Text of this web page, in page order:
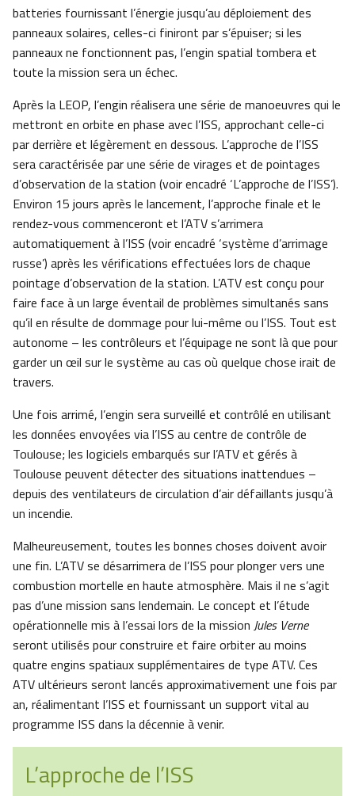
batteries fournissant l’énergie jusqu’au déploiement des
panneaux solaires, celles-ci finiront par s’épuiser; si les
panneaux ne fonctionnent pas, l’engin spatial tombera et
toute la mission sera un échec.
Après la LEOP, l’engin réalisera une série de manoeuvres qui le
mettront en orbite en phase avec l’ISS, approchant celle-ci
par derrière et légèrement en dessous. L’approche de l’ISS
sera caractérisée par une série de virages et de pointages
d’observation de la station (voir encadré ‘L’approche de l’ISS’).
Environ 15 jours après le lancement, l’approche finale et le
rendez-vous commenceront et l’ATV s’arrimera
automatiquement à l’ISS (voir encadré ‘système d’arrimage
russe’) après les vérifications effectuées lors de chaque
pointage d’observation de la station. L’ATV est conçu pour
faire face à un large éventail de problèmes simultanés sans
qu’il en résulte de dommage pour lui-même ou l’ISS. Tout est
autonome – les contrôleurs et l’équipage ne sont là que pour
garder un œil sur le système au cas où quelque chose irait de
travers.
Une fois arrimé, l’engin sera surveillé et contrôlé en utilisant
les données envoyées via l’ISS au centre de contrôle de
Toulouse; les logiciels embarqués sur l’ATV et gérés à
Toulouse peuvent détecter des situations inattendues –
depuis des ventilateurs de circulation d’air défaillants jusqu’à
un incendie.
Malheureusement, toutes les bonnes choses doivent avoir
une fin. L’ATV se désarrimera de l’ISS pour plonger vers une
combustion mortelle en haute atmosphère. Mais il ne s’agit
pas d’une mission sans lendemain. Le concept et l’étude
opérationnelle mis à l’essai lors de la mission Jules Verne
seront utilisés pour construire et faire orbiter au moins
quatre engins spatiaux supplémentaires de type ATV. Ces
ATV ultérieurs seront lancés approximativement une fois par
an, réalimentant l’ISS et fournissant un support vital au
programme ISS dans la décennie à venir.
L’approche de l’ISS